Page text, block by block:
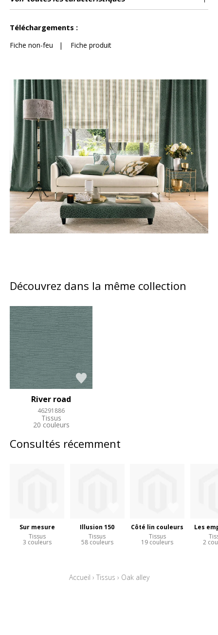
Martindale
martindale
cycles (Martindale) et/ou 15,000 à 30,000
Accoustique
confection
confection
Téléchargements :
Fiche non-feu | Fiche produit
Découvrez dans la même collection
River road
46291886
Tissus
20 couleurs
Consultés récemment
Sur mesure
Tissus
3 couleurs
Illusion 150
Tissus
58 couleurs
Côté lin couleurs
Tissus
19 couleurs
Les
2
Accueil › Tissus › Oak alley